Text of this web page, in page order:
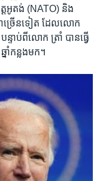
ត​អូតង់ ​(NATO) ​និង​
ច្រើន​ទៀត​ ដែល​លោក
ទាប់ពី​លោក ត្រាំ​ បាន​ធ្វើ​
ាំ​កន្លង​មក។​